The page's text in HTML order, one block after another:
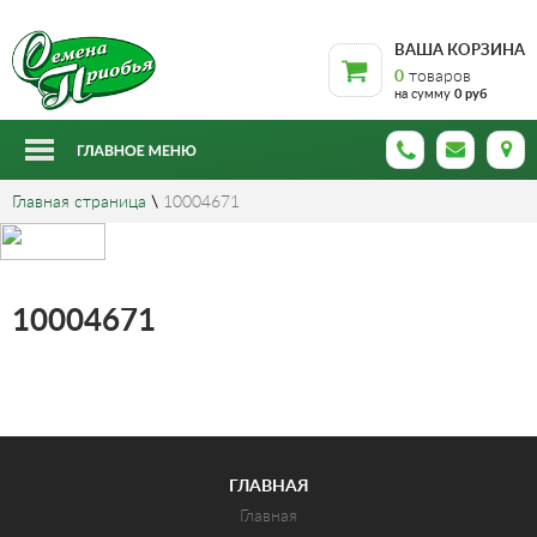
ВАША КОРЗИНА
0 товаров
на сумму 0 руб
Главная страница \ 10004671
10004671
ГЛАВНАЯ
Главная